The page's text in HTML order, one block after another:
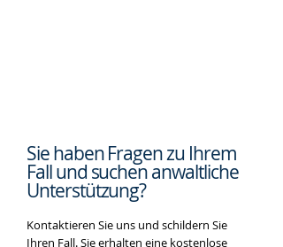
Sie haben Fragen zu Ihrem
Fall und suchenanwaltliche
Unterstützung?
Kontaktieren Sie uns und schildern Sie
Ihren Fall. Sie erhalten eine kostenlose